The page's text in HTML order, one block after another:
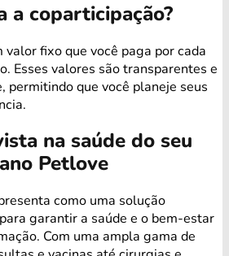
a coparticipação?
fixo que você paga por cada
Esses valores são transparentes e
permitindo que você planeje seus
na saúde do seu
Petlove
como uma solução
garantir a saúde e o bem-estar
Com uma ampla gama de